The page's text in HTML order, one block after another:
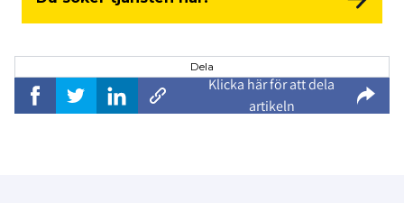
Dela
Klicka här för att dela
artikeln